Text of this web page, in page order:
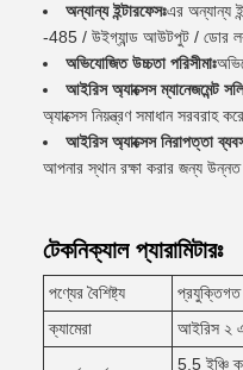
অন্যান্য ইন্টারফেসঃএর অন্যান্য
-485 / উইগ্যান্ড আউটপুট / ডোর
অভিযোজিত উচ্চতা পরিসীমাঃ
আইরিস অ্যাক্সেস ম্যানেজমেন্ট
অ্যাক্সেস নিয়ন্ত্রণ সমাধান সরবরাহ
আইরিস অ্যাক্সেস নিরাপত্তা
আপনার স্থান রক্ষা করার জন্য উন্নত
টেকনিক্যাল প্যারামিটারঃ
পণ্যের বৈশিষ্ট্য
প্রযুক্তিগত
ক্যামেরা
আইরিস ২
5.5 ইঞ্চি